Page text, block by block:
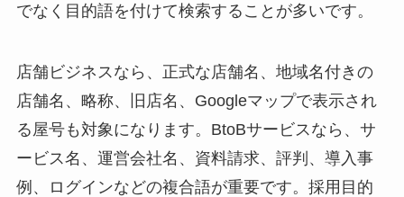
でなく目的語を付けて検索することが多いです。
店舗ビジネスなら、正式な店舗名、地域名付きの
店舗名、略称、旧店名、Googleマップで表示され
る屋号も対象になります。BtoBサービスなら、サ
ービス名、運営会社名、資料請求、評判、導入事
例、ログインなどの複合語が重要です。採用目的